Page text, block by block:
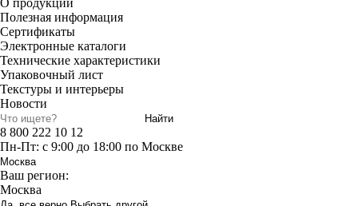
О продукции
Полезная информация
Сертификаты
Электронные каталоги
Технические характеристики
Упаковочный лист
Текстуры и интерьеры
Новости
Найти
8 800 222 10 12
Пн-Пт: с 9:00 до 18:00 по Москве
Москва
Ваш регион:
Москва